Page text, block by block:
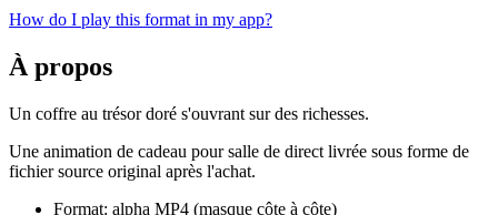
How do I play this format in my app?
À propos
Un coffre au trésor doré s'ouvrant sur des richesses.
Une animation de cadeau pour salle de direct livrée sous forme de
fichier source original après l'achat.
Format: alpha MP4 (masque côte à côte)